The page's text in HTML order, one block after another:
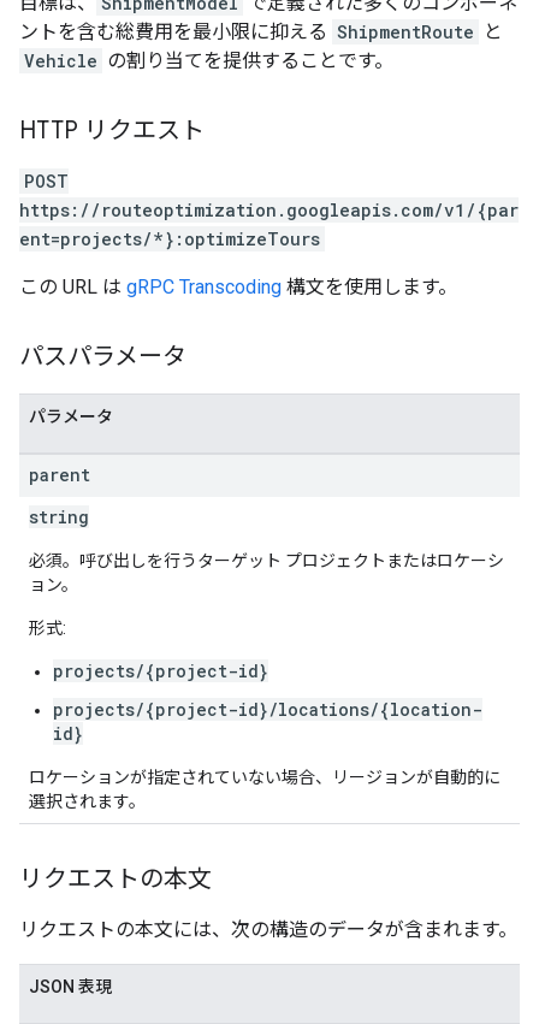
ントを含む総費用を最小限に抑える ShipmentRoute
と
Vehicle の割り当てを提供することです。
HTTP リクエスト
POST
https://routeoptimization.googleapis.com/v1/{par
ent=projects/*}:optimizeTours
この URL は gRPC Transcoding 構文を使用します。
パスパラメータ
パラメータ
parent
string
必須。呼び出しを行うターゲット プロジェクトまたはロケーシ
ョン。
形式:
projects/{project-id}
projects/{project-id}/locations/{location-
id}
ロケーションが指定されていない場合、リージョンが自動的に
選択されます。
リクエストの本文
リクエストの本文には、次の構造のデータが含まれます。
JSON 表現